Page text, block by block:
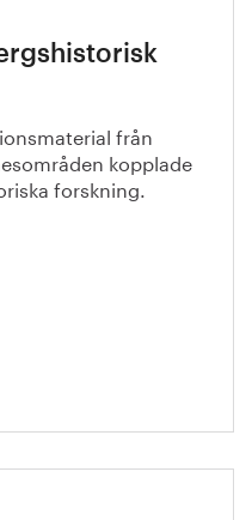
från
kopplade
forskning.